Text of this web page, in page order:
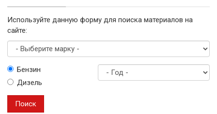
Используйте данную форму для поиска материалов на
сайте:
маркуБензин
Дизель
Поиск